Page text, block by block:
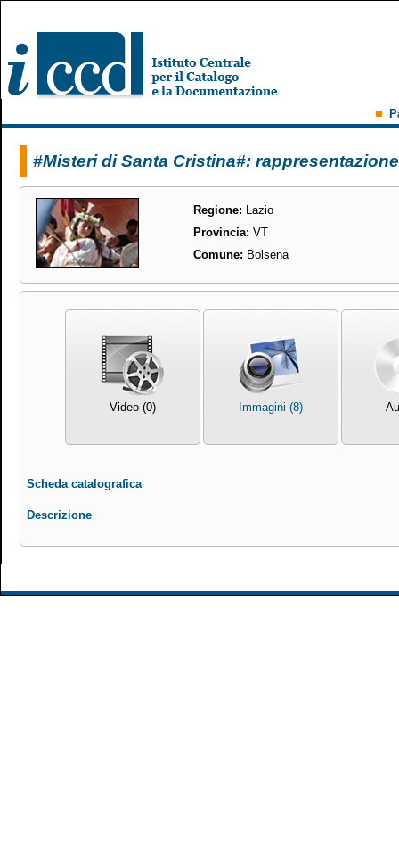
#Misteri di Santa Cristina#:
Regione: Lazio
Provincia: VT
Comune: Bolsena
Video (0) Immagini (8)
Scheda catalografica
Descrizione